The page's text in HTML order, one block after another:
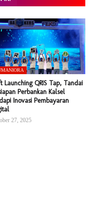
Launching QRIS Tap, Tandai
Perbankan Kalsel
Inovasi Pembayaran
27, 2025